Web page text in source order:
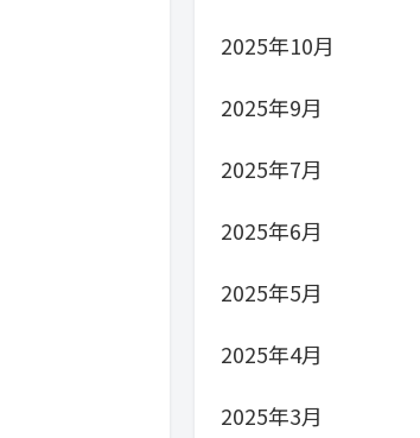
2025年10月
2025年9月
2025年7月
2025年6月
2025年5月
2025年4月
2025年3月